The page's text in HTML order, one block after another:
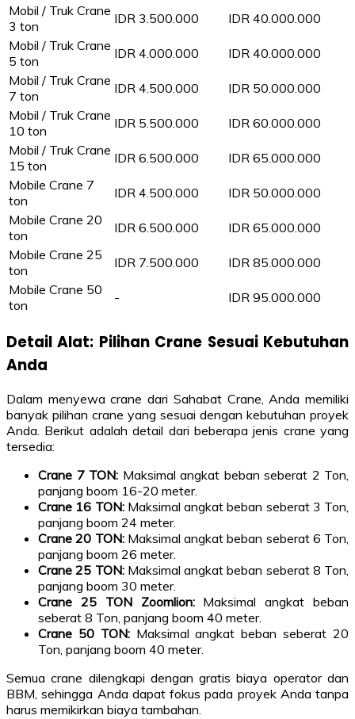
Mobil / Truk Crane
3 ton
IDR 3.500.000
IDR 40.000.000
Mobil / Truk Crane
5 ton
IDR 4.000.000
IDR 40.000.000
Mobil / Truk Crane
7 ton
IDR 4.500.000
IDR 50.000.000
Mobil / Truk Crane
10 ton
IDR 5.500.000
IDR 60.000.000
Mobil / Truk Crane
15 ton
IDR 6.500.000
IDR 65.000.000
Mobile Crane 7
ton
IDR 4.500.000
IDR 50.000.000
Mobile Crane 20
ton
IDR 6.500.000
IDR 65.000.000
Mobile Crane 25
ton
IDR 7.500.000
IDR 85.000.000
Mobile Crane 50
ton
- IDR 95.000.000
Detail Alat: Pilihan Crane Sesuai Kebutuhan
Anda
Dalam menyewa crane dari Sahabat Crane, Anda memiliki
banyak pilihan crane yang sesuai dengan kebutuhan proyek
Anda. Berikut adalah detail dari beberapa jenis crane yang
tersedia:
Crane 7 TON: Maksimal angkat beban seberat 2 Ton,
panjang boom 16-20 meter.
Crane 16 TON:Maksimal angkat beban seberat 3 Ton,
panjang boom 24 meter.
Crane 20 TON:Maksimal angkat beban seberat 6 Ton,
panjang boom 26 meter.
Crane 25 TON:Maksimal angkat beban seberat 8 Ton,
panjang boom 30 meter.
Crane 25 TON Zoomlion:Maksimal angkat beban
seberat 8 Ton, panjang boom 40 meter.
Crane 50 TON:Maksimal angkat beban seberat 20
Ton, panjang boom 40 meter.
Semua crane dilengkapi dengan gratis biaya operator dan
BBM, sehingga Anda dapat fokus pada proyek Anda tanpa
harus memikirkan biaya tambahan.